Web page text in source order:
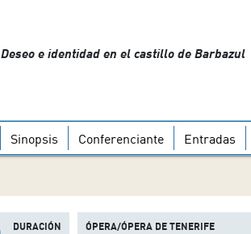
Deseo e identidad en el castillo de Barbazul
Sinopsis Conferenciante Entradas
DURACIÓN
ÓPERA/ÓPERA DE TENERIFE